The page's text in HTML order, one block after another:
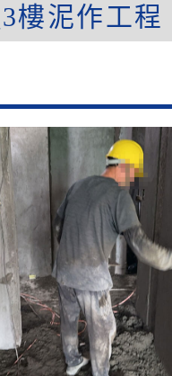
_3樓泥作工程